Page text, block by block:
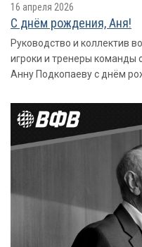
16 апреля 2026
С днём рождения, Аня!
Руководство и коллектив
игроки и тренеры команды
Анну Подкопаеву с днём